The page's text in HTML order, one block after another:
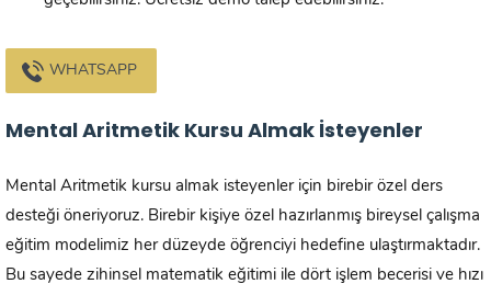
WHATSAPP
Mental Aritmetik Kursu Almak İsteyenler
Mental Aritmetik kursu almak isteyenler için birebir özel ders
desteği öneriyoruz. Birebir kişiye özel hazırlanmış bireysel çalışma
eğitim modelimiz her düzeyde öğrenciyi hedefine ulaştırmaktadır.
Bu sayede zihinsel matematik eğitimi ile dört işlem becerisi ve hızı